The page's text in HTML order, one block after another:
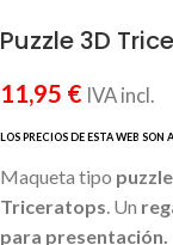
Puzzle 3D
11,95 € IVA incl.
Maqueta tipo
Triceratops. Un
para presentación.